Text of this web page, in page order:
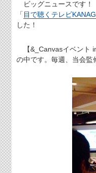
ビッグニュースです！
「 目で聴くテレビ
した！
【&_Canvasイベント
の中です。毎週、当会監